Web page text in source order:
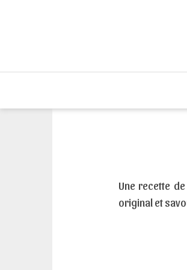
Une recette
original et